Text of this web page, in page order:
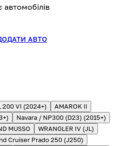
АВТО
200 VI (2024+)
AMAROK II
Navara / NP300 (D23) (2015+)
MUSSO
WRANGLER IV (JL)
Cruiser Prado 250 (J250)